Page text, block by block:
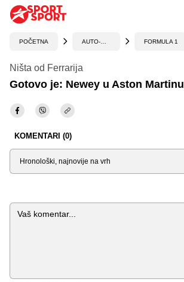
POČETNA FORMULA 1
Ništa od Ferrarija
Gotovo je: Newey u Aston Martinu
KOMENTARI (0)
Sortiraj
Komentar